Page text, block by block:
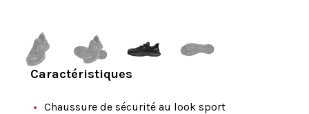
Caractéristiques
Chaussure de sécurité au look sport